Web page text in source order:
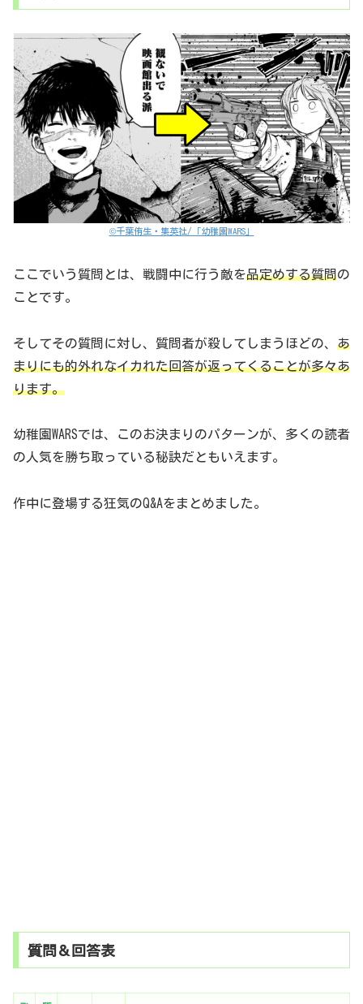
©千葉侑生・集英社/「幼稚園WARS」
ここでいう質問とは、戦闘中に行う敵を品定めする質問の
ことです。
そしてその質問に対し、質問者が殺してしまうほどの、 あ
まりにも的外れなイカれた回答が返ってくることが多々あ
ります。
幼稚園WARSでは、このお決まりのパターンが、多くの読者
の人気を勝ち取っている秘訣だともいえます。
作中に登場する狂気のQ&Aをまとめました。
質問＆回答表